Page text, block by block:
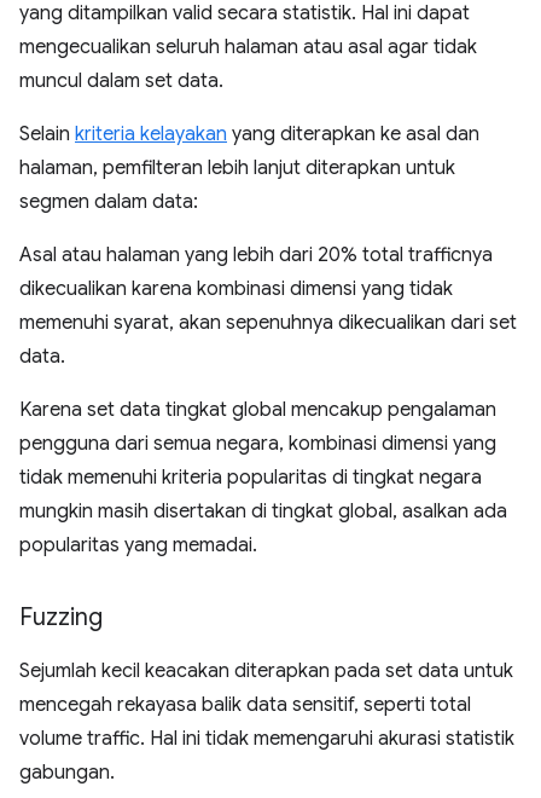
yang ditampilkan valid secara statistik. Hal ini dapat
mengecualikan seluruh halaman atau asal agar tidak
muncul dalam set data.
Selain kriteria kelayakan yang diterapkan ke asal dan
halaman, pemfilteran lebih lanjut diterapkan untuk
segmen dalam data:
Asal atau halaman yang lebih dari 20% total trafficnya
dikecualikan karena kombinasi dimensi yang tidak
memenuhi syarat, akan sepenuhnya dikecualikan dari set
data.
Karena set data tingkat global mencakup pengalaman
pengguna dari semua negara, kombinasi dimensi yang
tidak memenuhi kriteria popularitas di tingkat negara
mungkin masih disertakan di tingkat global, asalkan ada
popularitas yang memadai.
Fuzzing
Sejumlah kecil keacakan diterapkan pada set data untuk
mencegah rekayasa balik data sensitif, seperti total
volume traffic. Hal ini tidak memengaruhi akurasi statistik
gabungan.